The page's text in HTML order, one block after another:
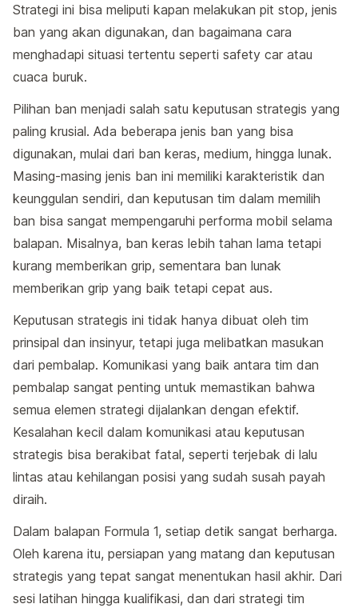
Strategi ini bisa meliputi kapan melakukan pit stop, jenis
ban yang akan digunakan, dan bagaimana cara
menghadapi situasi tertentu seperti safety car atau
cuaca buruk.
Pilihan ban menjadi salah satu keputusan strategis yang
paling krusial. Ada beberapa jenis ban yang bisa
digunakan, mulai dari ban keras, medium, hingga lunak.
Masing-masing jenis ban ini memiliki karakteristik dan
keunggulan sendiri, dan keputusan tim dalam memilih
ban bisa sangat mempengaruhi performa mobil selama
balapan. Misalnya, ban keras lebih tahan lama tetapi
kurang memberikan grip, sementara ban lunak
memberikan grip yang baik tetapi cepat aus.
Keputusan strategis ini tidak hanya dibuat oleh tim
prinsipal dan insinyur, tetapi juga melibatkan masukan
dari pembalap. Komunikasi yang baik antara tim dan
pembalap sangat penting untuk memastikan bahwa
semua elemen strategi dijalankan dengan efektif.
Kesalahan kecil dalam komunikasi atau keputusan
strategis bisa berakibat fatal, seperti terjebak di lalu
lintas atau kehilangan posisi yang sudah susah payah
diraih.
Dalam balapan Formula 1, setiap detik sangat berharga.
Oleh karena itu, persiapan yang matang dan keputusan
strategis yang tepat sangat menentukan hasil akhir. Dari
sesi latihan hingga kualifikasi, dan dari strategi tim